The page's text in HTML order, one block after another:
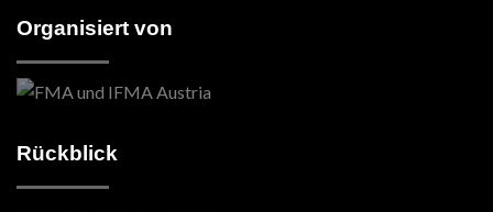
Organisiert von
Rückblick